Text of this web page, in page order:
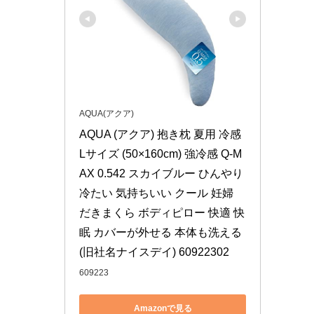
AQUA(アクア)
AQUA (アクア) 抱き枕 夏用 冷感
Lサイズ (50×160cm) 強冷感 Q-M
AX 0.542 スカイブルー ひんやり
冷たい 気持ちいい クール 妊婦
だきまくら ボディピロー 快適 快
眠 カバーが外せる 本体も洗える
(旧社名ナイスデイ) 60922302
609223
Amazonで見る